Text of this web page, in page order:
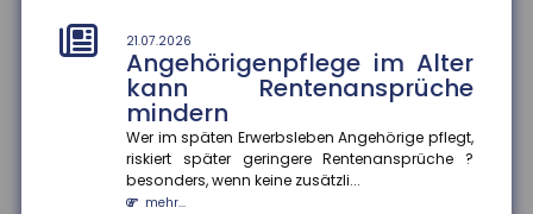
21.07.2026
Angehörigenpflege im Alter
kann Rentenansprüche
mindern
Wer im späten Erwerbsleben Angehörige pflegt,
riskiert später geringere Rentenansprüche ?
besonders, wenn keine zusätzli...
mehr...
Finanzkriminalität
Im Mittelpunkt des Aktionsplans zur Bekämpfung von
Steuer- und Finanzkriminalität stehen die bessere
Vernetzung von Ermi...
mehr...
18.07.2026
Gründer-Persönlichkeit